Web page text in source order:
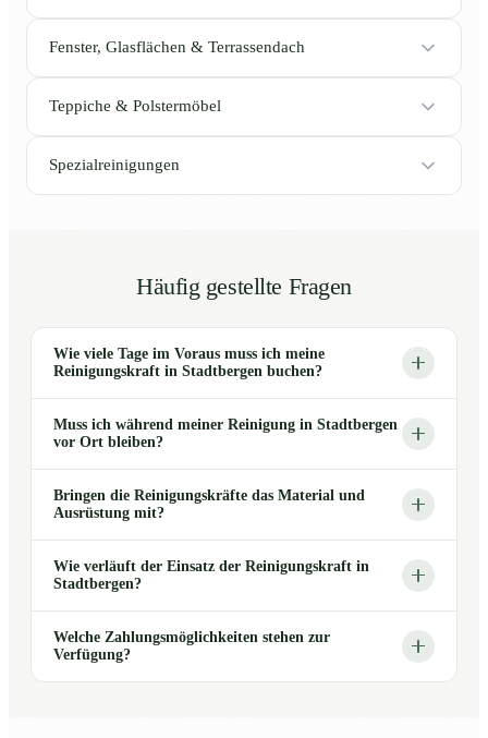
Fenster, Glasflächen & Terrassendach
Teppiche & Polstermöbel
Spezialreinigungen
Häufig gestellte Fragen
Wie viele Tage im Voraus muss ich meine
Reinigungskraft in Stadtbergen buchen?
Muss ich während meiner Reinigung in Stadtbergen
vor Ort bleiben?
Bringen die Reinigungskräfte das Material und
Ausrüstung mit?
Wie verläuft der Einsatz der Reinigungskraft in
Stadtbergen?
Welche Zahlungsmöglichkeiten stehen zur
Verfügung?